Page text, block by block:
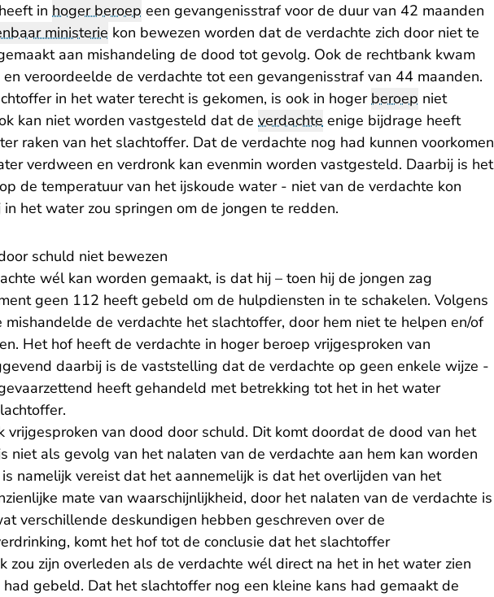
in hoger beroep een gevangenisstraf voor de duur van 42 maanden
ministerie kon bewezen worden dat de verdachte zich door niet te
aan mishandeling de dood tot gevolg. Ook de rechtbank kwam
veroordeelde de verdachte tot een gevangenisstraf van 44 maanden.
in het water terecht is gekomen, is ook in hogerberoep niet
kan niet worden vastgesteld dat de verdachte enige bijdrage heeft
raken van het slachtoffer. Dat de verdachte nog had kunnen voorkomen
verdween en verdronk kan evenmin worden vastgesteld. Daarbij is het
de temperatuur van het ijskoude water - niet van de verdachte kon
het water zou springen om de jongen te redden.
schuld niet bewezen
wél kan worden gemaakt, is dat hij – toen hij de jongen zag
geen 112 heeft gebeld om de hulpdiensten in te schakelen. Volgens
mishandelde de verdachte het slachtoffer, door hem niet te helpen en/of
Het hof heeft de verdachte in hoger beroep vrijgesproken van
daarbij is de vaststelling dat de verdachte op geen enkele wijze -
heeft gehandeld met betrekking tot het in het water
vrijgesproken van dood door schuld. Dit komt doordat de dood van het
niet als gevolg van het nalaten van de verdachte aan hem kan worden
namelijk vereist dat het aannemelijk is dat het overlijden van het
mate van waarschijnlijkheid, door het nalaten van de verdachte is
verschillende deskundigen hebben geschreven over de
komt het hof tot de conclusie dat het slachtoffer
zou zijn overleden als de verdachte wél direct na het in het water zien
gebeld. Dat het slachtoffer nog een kleine kans had gemaakt de